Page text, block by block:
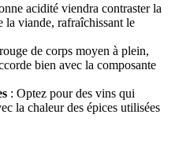
acidité viendra contraster la
la viande, rafraîchissant le
de corps moyen à plein,
bien avec la composante
: Optez pour des vins qui
la chaleur des épices utilisées